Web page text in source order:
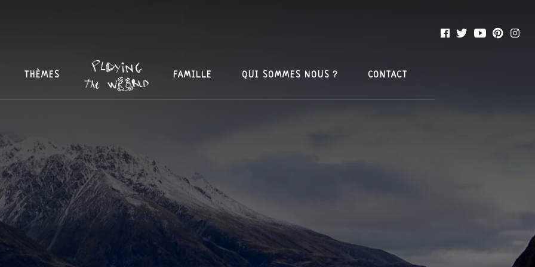
THÈMES FAMILLE QUI SOMMES NOUS ? CONTACT